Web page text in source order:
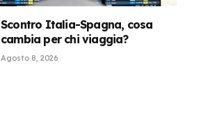
Scontro Italia-Spagna, cosa
cambia per chi viaggia?
Agosto 8, 2026